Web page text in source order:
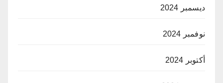
ديسمبر 2024
نوفمبر 2024
أكتوبر 2024